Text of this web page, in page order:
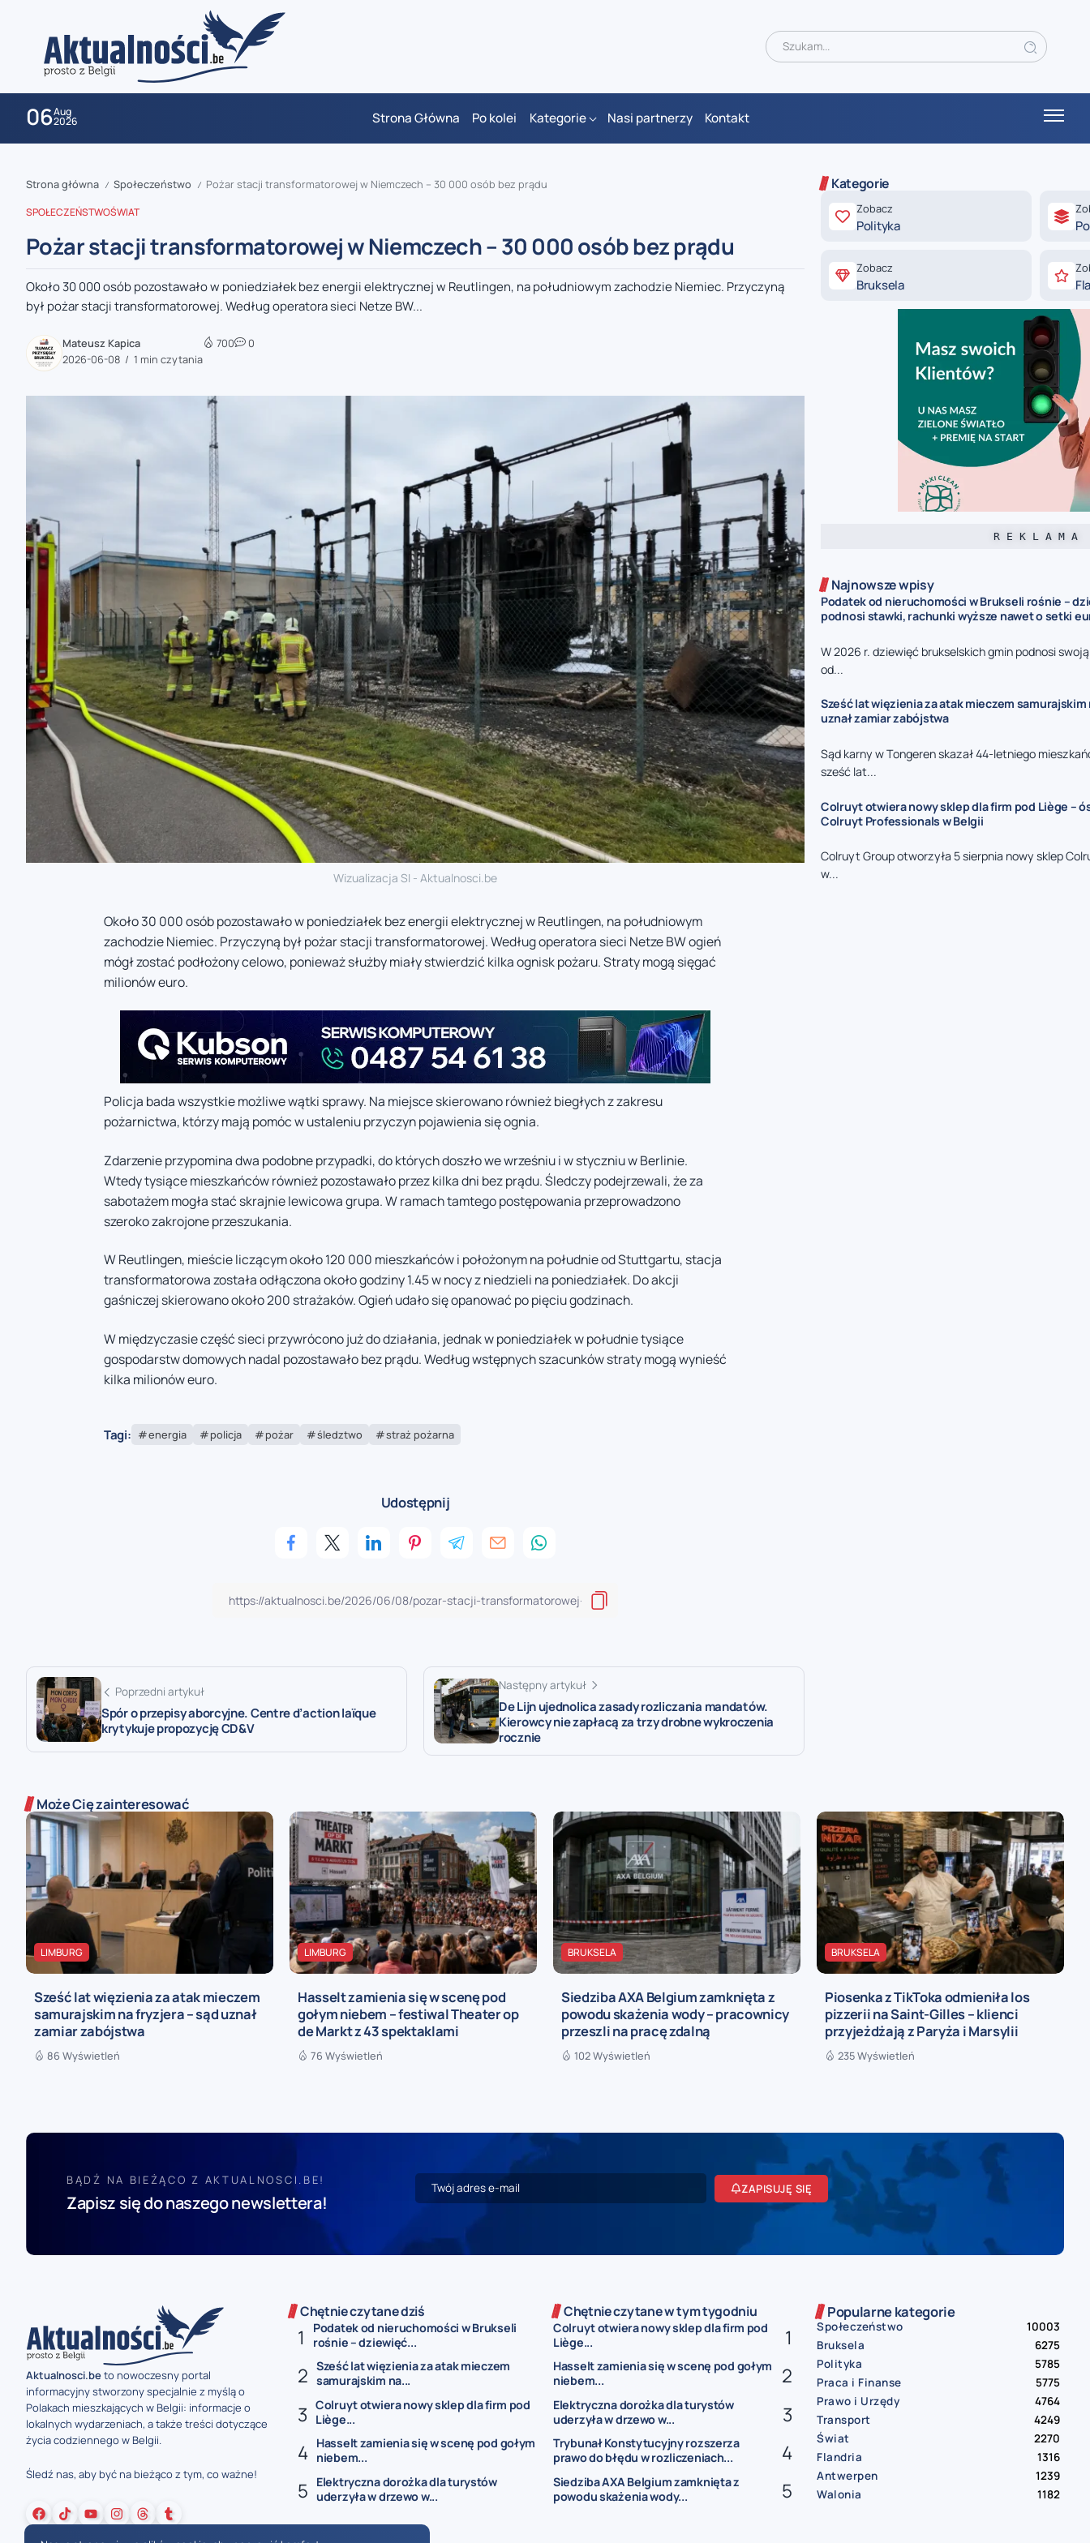
06Aug
2026 Strona Główna Po kolei Kategorie Nasi partnerzy Kontakt
zaobserwuj nas
zaobserwuj nas
Strona główna / Społeczeństwo / Pożar stacji transformatorowej w Niemczech – 30 000 osób bez prądu
SPOŁECZEŃSTWOŚWIAT
Pożar stacji transformatorowej w Niemczech – 30 000 osób bez prądu
Około 30 000 osób pozostawało w poniedziałek bez energii elektrycznej w Reutlingen, na południowym zachodzie Niemiec. Przyczyną
był pożar stacji transformatorowej. Według operatora sieci Netze BW...
Mateusz Kapica
2026-06-08
1 min czytania
700 0
Wizualizacja SI - Aktualnosci.be
Około 30 000 osób pozostawało w poniedziałek bez energii elektrycznej w Reutlingen, na południowym
zachodzie Niemiec. Przyczyną był pożar stacji transformatorowej. Według operatora sieci Netze BW ogień
mógł zostać podłożony celowo, ponieważ służby miały stwierdzić kilka ognisk pożaru. Straty mogą sięgać
milionów euro.
Policja bada wszystkie możliwe wątki sprawy. Na miejsce skierowano również biegłych z zakresu
pożarnictwa, którzy mają pomóc w ustaleniu przyczyn pojawienia się ognia.
Zdarzenie przypomina dwa podobne przypadki, do których doszło we wrześniu i w styczniu w Berlinie.
Wtedy tysiące mieszkańców również pozostawało przez kilka dni bez prądu. Śledczy podejrzewali, że za
sabotażem mogła stać skrajnie lewicowa grupa. W ramach tamtego postępowania przeprowadzono
szeroko zakrojone przeszukania.
W Reutlingen, mieście liczącym około 120 000 mieszkańców i położonym na południe od Stuttgartu, stacja
transformatorowa została odłączona około godziny 1.45 w nocy z niedzieli na poniedziałek. Do akcji
gaśniczej skierowano około 200 strażaków. Ogień udało się opanować po pięciu godzinach.
W międzyczasie część sieci przywrócono już do działania, jednak w poniedziałek w południe tysiące
gospodarstw domowych nadal pozostawało bez prądu. Według wstępnych szacunków straty mogą wynieść
kilka milionów euro.
Tagi: energia policja pożar śledztwo straż pożarna
Udostępnij
Poprzedni artykuł
Spór o przepisy aborcyjne. Centre d’action laïque
krytykuje propozycję CD&V
Następny artykuł
De Lijn ujednolica zasady rozliczania mandatów.
Kierowcy nie zapłacą za trzy drobne wykroczenia
rocznie
Kategorie
Zobacz
Polityka
Zobacz
Bruksela
R E K L A M A
Najnowsze wpisy
Podatek od nieruchomości w Brukseli rośnie –
podnosi stawki, rachunki wyższe nawet o setki
W 2026 r. dziewięć brukselskich gmin podnosi
od...
Sześć lat więzienia za atak mieczem samurajskim
uznał zamiar zabójstwa
Sąd karny w Tongeren skazał 44-letniego
sześć lat...
Colruyt otwiera nowy sklep dla firm pod Liège –
Colruyt Professionals w Belgii
Colruyt Group otworzyła 5 sierpnia nowy sklep
w...
Może Cię zainteresować
LIMBURG
Sześć lat więzienia za atak mieczem
samurajskim na fryzjera – sąd uznał
zamiar zabójstwa
86 Wyświetleń
LIMBURG
Hasselt zamienia się w scenę pod
gołym niebem – festiwal Theater op
de Markt z 43 spektaklami
76 Wyświetleń
BRUKSELA
Siedziba AXA Belgium zamknięta z
powodu skażenia wody – pracownicy
przeszli na pracę zdalną
102 Wyświetleń
BRUKSELA
Piosenka z TikToka odmieniła los
pizzerii na Saint-Gilles – klienci
przyjeżdżają z Paryża i Marsylii
235 Wyświetleń
BĄDŹ NA BIEŻĄCO Z AKTUALNOSCI.BE!
Zapisz się do naszego newslettera!
ZAPISUJĘ SIĘ
Aktualnosci.beto nowoczesny portal
informacyjny stworzony specjalnie z myślą o
Polakach mieszkających w Belgii: informacje o
lokalnych wydarzeniach, a także treści dotyczące
życia codziennego w Belgii.
Śledź nas, aby być na bieżąco z tym, co ważne!
Chętnie czytane dziś
Podatek od nieruchomości w Brukseli
rośnie – dziewięć...
Sześć lat więzienia za atak mieczem
samurajskim na...
Colruyt otwiera nowy sklep dla firm pod
Liège...
Hasselt zamienia się w scenę pod gołym
niebem...
Elektryczna dorożka dla turystów
uderzyła w drzewo w...
Chętnie czytane w tym tygodniu
Colruyt otwiera nowy sklep dla firm pod
Liège...
Hasselt zamienia się w scenę pod gołym
niebem...
Elektryczna dorożka dla turystów
uderzyła w drzewo w...
Trybunał Konstytucyjny rozszerza
prawo do błędu w rozliczeniach...
Siedziba AXA Belgium zamknięta z
powodu skażenia wody...
Popularne kategorie
Społeczeństwo
10003
Bruksela
6275
Polityka
5785
Praca i Finanse
5775
Prawo i Urzędy
4764
Transport
4249
Świat
2270
Flandria
1316
Antwerpen
1239
Walonia
1182